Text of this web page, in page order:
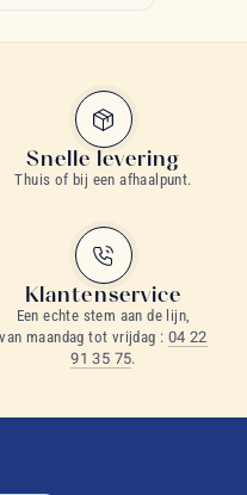
Snelle levering
Thuis of bij een afhaalpunt.
Klantenservice
Een echte stem aan de lijn,
van maandag tot vrijdag : 04 22
91 35 75.